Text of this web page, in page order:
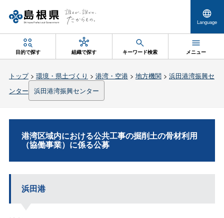
Language
目的で探す 組織で探す キーワード検索 メニュー
トップ> 環境・県土づくり > 港湾・空港> 地方機関> 浜田港湾振興セ
ンター
浜田港湾振興センター
港湾区域内における公共工事の掘削土の骨材利用
（協働事業）に係る公募
浜田港